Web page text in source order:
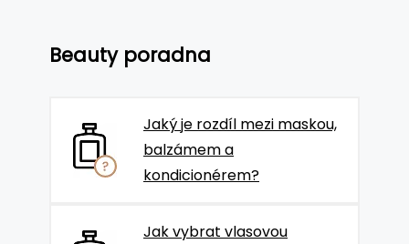
Beauty poradna
Jaký je rozdíl mezi maskou,
balzámem a
kondicionérem?
Jak vybrat vlasovou